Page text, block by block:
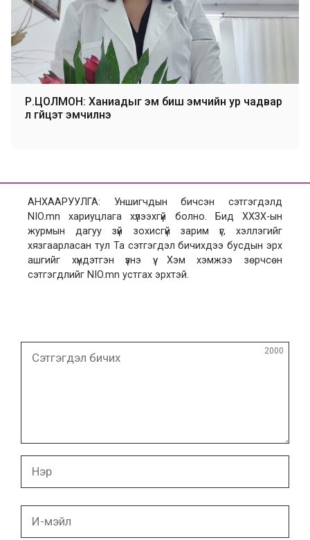
Р.ЦОЛМОН: Ханиадыг эм биш эмчийн ур чадвар
л гүйцэт эмчилнэ
АНХААРУУЛГА: Уншигчдын бичсэн сэтгэгдэлд
NIO.mn хариуцлага хүлээхгүй болно. Бид ХХЗХ-ын
журмын дагуу зүй зохисгүй зарим үг, хэллэгийг
хязгаарласан тул Та сэтгэгдэл бичихдээ бусдын эрх
ашгийг хүндэтгэн үзнэ үү. Хэм хэмжээ зөрчсөн
сэтгэгдлийг NIO.mn устгах эрхтэй.
бичих
2000